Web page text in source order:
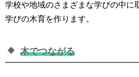
学校や地域のさまざまな学びの中に
学びの木育を作ります。
木でつながる